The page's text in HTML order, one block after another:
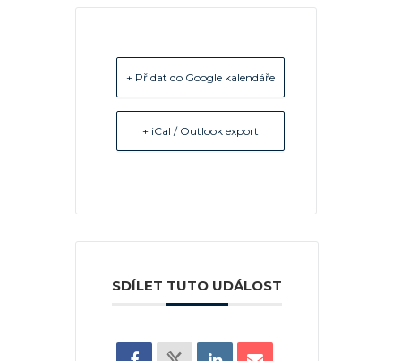
+ Přidat do Google kalendáře
+ iCal / Outlook export
SDÍLET TUTO UDÁLOST